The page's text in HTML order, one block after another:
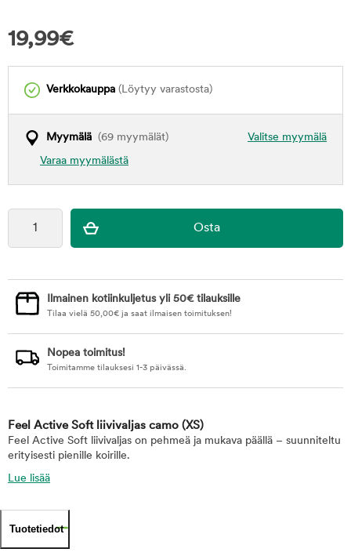
19,99€
Verkkokauppa (Löytyy varastosta)
Valitse myymälä
Myymälä (69 myymälät)
Varaa myymälästä
Ilmainen kotiinkuljetus yli 50€ tilauksille
Tilaa vielä 50,00€ ja saat ilmaisen toimituksen!
Nopea toimitus!
Toimitamme tilauksesi 1-3 päivässä.
Feel Active Soft liivivaljas camo (XS)
Feel Active Soft liivivaljas on pehmeä ja mukava päällä – suunniteltu
erityisesti pienille koirille.
Lue lisää
Tuotetiedot